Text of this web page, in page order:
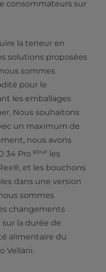
consommateurs sur
la teneur en
solutions proposées
sommes
pour le
les emballages
Nous souhaitons
un maximum de
nous avons
34 Pro pour
les
et les bouchons
dans une version
sommes
changements
sur la durée de
alimentaire du
Vellani.